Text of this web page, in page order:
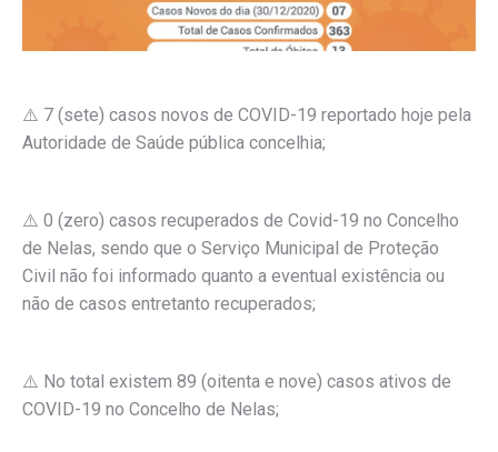
⚠️ 7 (sete) casos novos de COVID-19 reportado hoje pela
Autoridade de Saúde pública concelhia;
⚠️ 0 (zero) casos recuperados de Covid-19 no Concelho
de Nelas, sendo que o Serviço Municipal de Proteção
Civil não foi informado quanto a eventual existência ou
não de casos entretanto recuperados;
⚠️ No total existem 89 (oitenta e nove) casos ativos de
COVID-19 no Concelho de Nelas;